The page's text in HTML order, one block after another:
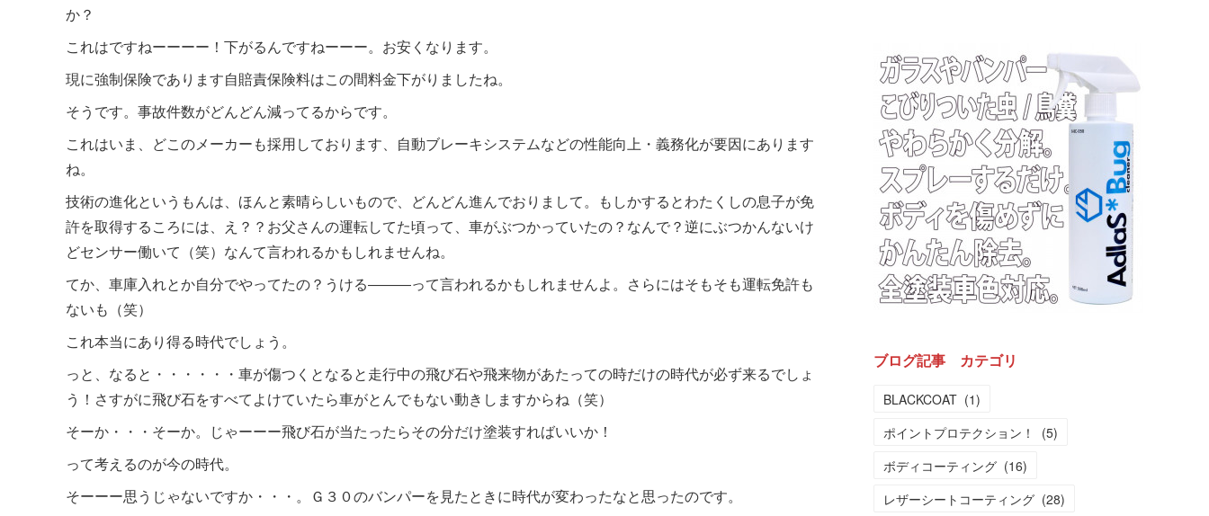
か？
これはですねーーーー！下がるんですねーーー。お安くなります。
現に強制保険であります自賠責保険料はこの間料金下がりましたね。
そうです。事故件数がどんどん減ってるからです。
これはいま、どこのメーカーも採用しております、自動ブレーキシステムなどの性能向上・義務化が要因にあります
ね。
技術の進化というもんは、ほんと素晴らしいもので、どんどん進んでおりまして。もしかするとわたくしの息子が免
許を取得するころには、え？？お父さんの運転してた頃って、車がぶつかっていたの？なんで？逆にぶつかんないけ
どセンサー働いて（笑）なんて言われるかもしれませんね。
てか、車庫入れとか自分でやってたの？うける―――って言われるかもしれませんよ。さらにはそもそも運転免許も
ないも（笑）
これ本当にあり得る時代でしょう。
っと、なると・・・・・・車が傷つくとなると走行中の飛び石や飛来物があたっての時だけの時代が必ず来るでしょ
う！さすがに飛び石をすべてよけていたら車がとんでもない動きしますからね（笑）
そーか・・・そーか。じゃーーー飛び石が当たったらその分だけ塗装すればいいか！
って考えるのが今の時代。
そーーー思うじゃないですか・・・。Ｇ３０のバンパーを見たときに時代が変わったなと思ったのです。
ブログ記事 カテゴリ
BLACKCOAT (1)
ポイントプロテクション！
(5)
ボディコーティング (16)
レザーシートコーティング (28)